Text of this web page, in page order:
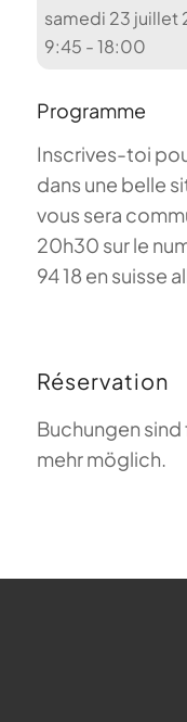
samedi 23 juillet
9:45 - 18:00
Programme
Inscrives-toi
dans une belle
vous sera
20h30 sur le
94 18 en suisse
Réservation
Buchungen
mehr möglich.